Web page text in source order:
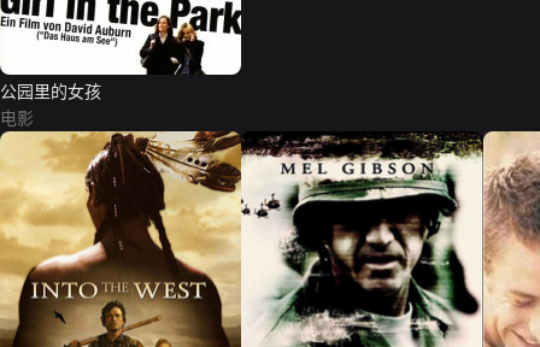
公园里的女孩
电影